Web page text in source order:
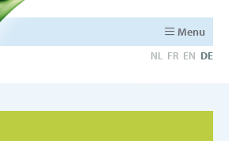
Menu
NL FR EN DE